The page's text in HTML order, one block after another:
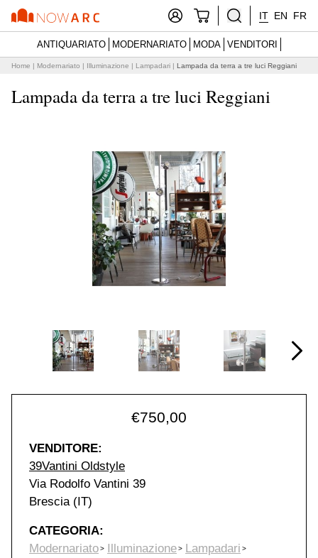
IT EN FR
ANTIQUARIATO MODERNARIATO MODA VENDITORI
Home | Modernariato | Illuminazione | Lampadari | Lampada da terra a tre luci Reggiani
Lampada da terra a tre luci Reggiani
€750,00
VENDITORE:
39Vantini Oldstyle
Via Rodolfo Vantini 39
Brescia (IT)
CATEGORIA:
Modernariato
Illuminazione
Lampadari